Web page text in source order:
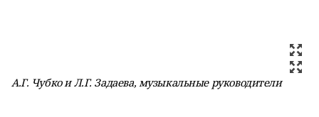
А.Г. Чубко и Л.Г. Задаева, музыкальные руководители